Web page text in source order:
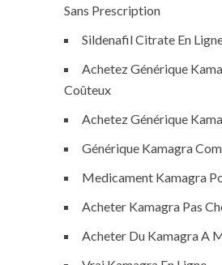
Sans Prescription
Sildenafil Citrate En
Achetez Générique
Coûteux
Achetez Générique
Générique Kamagra
Medicament Kamagra
Acheter Kamagra Pas
Acheter Du Kamagra A